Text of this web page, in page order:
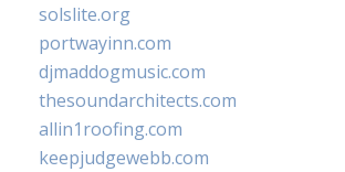
solslite.org
portwayinn.com
djmaddogmusic.com
thesoundarchitects.com
allin1roofing.com
keepjudgewebb.com